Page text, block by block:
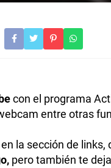
con el programa
entre otras
la sección de
pero también te